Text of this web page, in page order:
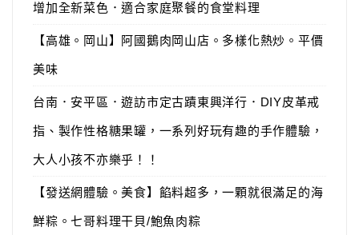
增加全新菜色．適合家庭聚餐的食堂料理
【高雄。岡山】阿國鵝肉岡山店。多樣化熱炒。平價
美味
台南．安平區．遊訪市定古蹟東興洋行．DIY皮革戒
指、製作性格糖果罐，一系列好玩有趣的手作體驗，
大人小孩不亦樂乎！！
【發送網體驗。美食】餡料超多，一顆就很滿足的海
鮮粽。七哥料理干貝/鮑魚肉粽